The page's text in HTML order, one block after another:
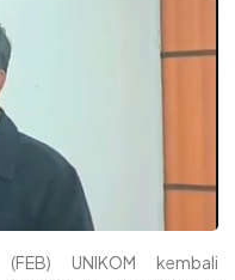
UNIKOM kembali